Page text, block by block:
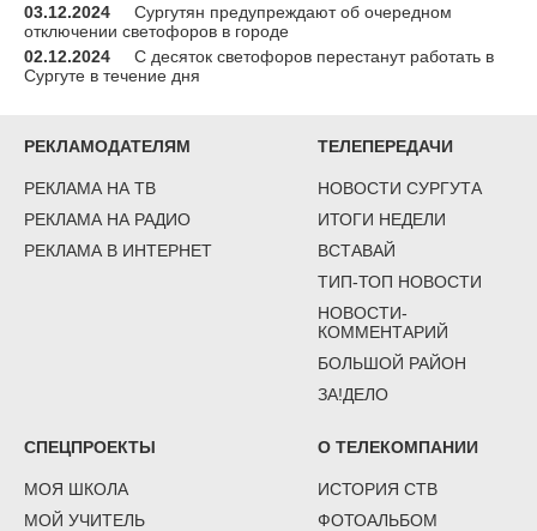
03.12.2024
Сургутян предупреждают об очередном
отключении светофоров в городе
02.12.2024
С десяток светофоров перестанут работать в
Сургуте в течение дня
РЕКЛАМОДАТЕЛЯМ
РЕКЛАМА НА ТВ
РЕКЛАМА НА РАДИО
РЕКЛАМА В ИНТЕРНЕТ
ТЕЛЕПЕРЕДАЧИ
НОВОСТИ СУРГУТА
ИТОГИ НЕДЕЛИ
ВСТАВАЙ
ТИП-ТОП НОВОСТИ
НОВОСТИ-
КОММЕНТАРИЙ
БОЛЬШОЙ РАЙОН
ЗА!ДЕЛО
СПЕЦПРОЕКТЫ
МОЯ ШКОЛА
МОЙ УЧИТЕЛЬ
О ТЕЛЕКОМПАНИИ
ИСТОРИЯ СТВ
ФОТОАЛЬБОМ